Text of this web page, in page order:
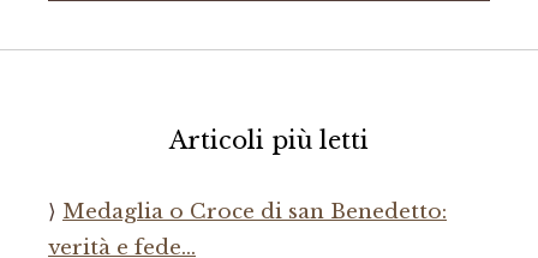
Articoli più letti
Medaglia o Croce di san Benedetto:
verità e fede…